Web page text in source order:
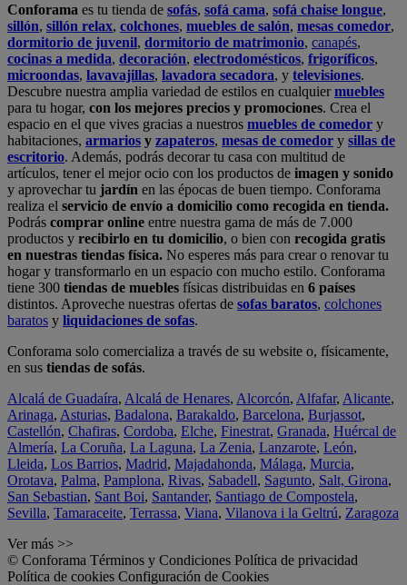
Conforama es tu tienda de sofás, sofá cama, sofá chaise longue,
sillón, sillón relax, colchones, muebles de salón, mesas comedor,
dormitorio de juvenil, dormitorio de matrimonio, canapés,
cocinas a medida, decoración, electrodomésticos, frigoríficos,
microondas, lavavajillas, lavadora secadora, y televisiones.
Descubre nuestra amplia variedad de estilos en cualquiermuebles
para tu hogar, con los mejores precios y promociones. Crea el
espacio en el que vives gracias a nuestros muebles de comedor y
habitaciones, armarios y zapateros, mesas de comedor y sillas de
escritorio. Además, podrás decorar tu casa con multitud de
artículos, tener el mejor ocio con los productos de imagen y sonido
y aprovechar tu jardín en las épocas de buen tiempo. Conforama
realiza el servicio de envío a domicilio como recogida en tienda.
Podrás comprar online entre nuestra gama de más de 7.000
productos y recibirlo en tu domicilio, o bien con recogida gratis
en nuestras tiendas física. No esperes más para crear o renovar tu
hogar y transformarlo en un espacio con mucho estilo. Conforama
tiene 300 tiendas de muebles físicas distribuidas en 6 países
distintos. Aproveche nuestras ofertas de sofas baratos, colchones
baratos y liquidaciones de sofas.
Conforama solo comercializa a través de su website o, físicamente,
en sus tiendas de sofás.
Alcalá de Guadaíra, Alcalá de Henares, Alcorcón, Alfafar, Alicante,
Arinaga, Asturias, Badalona, Barakaldo, Barcelona, Burjassot,
Castellón, Chafiras, Cordoba, Elche, Finestrat, Granada, Huércal de
Almería, La Coruña, La Laguna, La Zenia, Lanzarote, León,
Lleida, Los Barrios, Madrid, Majadahonda, Málaga, Murcia,
Orotava, Palma, Pamplona, Rivas, Sabadell, Sagunto, Salt, Girona,
San Sebastian, Sant Boi, Santander, Santiago de Compostela,
Sevilla, Tamaraceite, Terrassa, Viana, Vilanova i la Geltrú, Zaragoza
Ver más >>
© Conforama Términos y Condiciones Política de privacidad
Política de cookies Configuración de Cookies